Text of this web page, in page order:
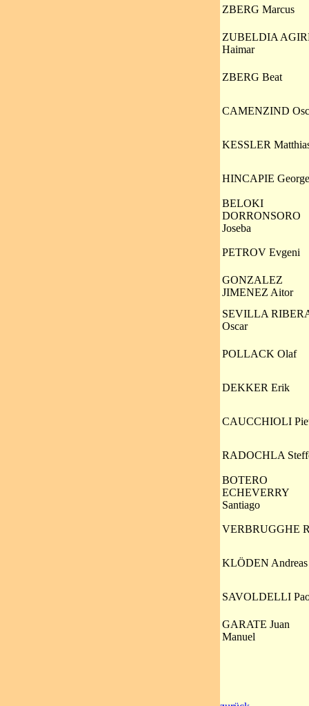
ZBERG Marcus
ZUBELDIA
Haimar
ZBERG Beat
CAMENZIND
KESSLER
HINCAPIE George
BELOKI
DORRONSORO
Joseba
PETROV Evgeni
GONZALEZ
JIMENEZ Aitor
SEVILLA
Oscar
POLLACK Olaf
DEKKER Erik
CAUCCHIOLI
RADOCHLA
BOTERO
ECHEVERRY
Santiago
VERBRUGGHE
KLÖDEN Andreas
SAVOLDELLI
GARATE Juan
Manuel